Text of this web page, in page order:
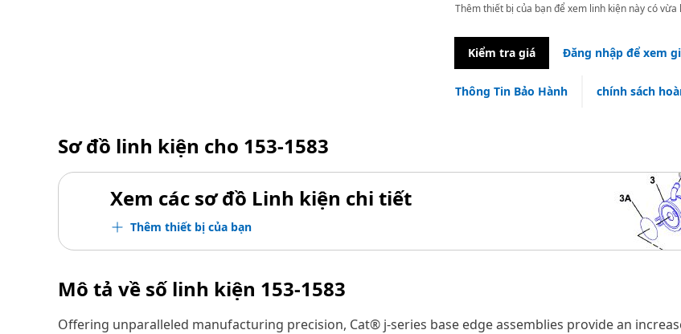
Thêm thiết bị của bạn để xem linh kiện này có
Kiểm tra giá Đăng nhập để xem
Thông Tin Bảo Hành chính sách
Sơ đồ linh kiện cho 153-1583
Xem các sơ đồ Linh kiện chi tiết
Thêm thiết bị của bạn
Mô tả về số linh kiện 153-1583
Offering unparalleled manufacturing precision, Cat® j-series base edge assemblies provide an